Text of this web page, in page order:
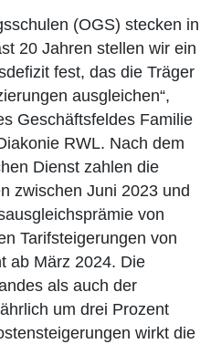
(OGS) stecken in
20 Jahren stellen wir ein
fest, das die Träger
ausgleichen“,
Geschäftsfeldes Familie
RWL. Nach dem
Dienst zahlen die
zwischen Juni 2023 und
von
Tarifsteigerungen von
ab März 2024. Die
als auch der
um drei Prozent
wirkt die